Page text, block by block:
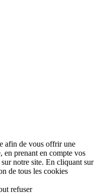
afin de vous offrir une
en prenant en compte vos
notre site. En cliquant sur
de tous les cookies
refuser